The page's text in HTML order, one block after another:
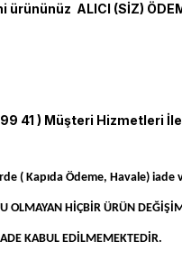
ürününüz ALICI (SİZ)
41 ) Müşteri Hizmetleri
( Kapıda Ödeme, Havale)
OLMAYAN HİÇBİR ÜRÜN
KABUL EDİLMEMEKTEDİR.